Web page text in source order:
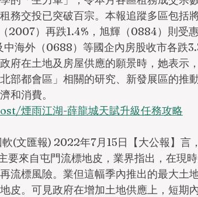
務交投已突破百宗。本報追蹤多區包括
2007）再跌1.4%，旭輝（0884）則受
中海外（0688）等國企內房股收市各跌
府在土地及房屋供應的願景時，她表示
部都會區」相關的研究、新發展區的推
和消費。
煙雨江湖-薛龍城天賦升級任務攻略
(文匯報) 2022年7月15日【大公報】言
要來自屯門流標地皮，業界指出，在現
流標風險。業但這幅季內推出的最大土
皮。可見政府在增加土地供應上，短期